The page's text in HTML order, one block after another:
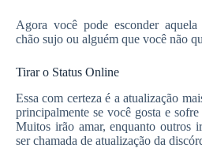
Agora você pode esconder aquela
chão sujo ou alguém que você não
Tirar o Status Online
Essa com certeza é a atualização
principalmente se você gosta e sofre
Muitos irão amar, enquanto outros
ser chamada de atualização da